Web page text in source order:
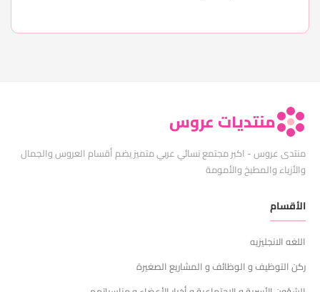
منتديات عروس
منتدى عروس - اكبر مجتمع نسائي عربي متميز يضم أقسام العروس والجمال
والأزياء والمطبخ والأمومة
الأقسام
اللغه الانجليزيه
ركن التوظيف و الوظائف و المشاريع الصغيرة